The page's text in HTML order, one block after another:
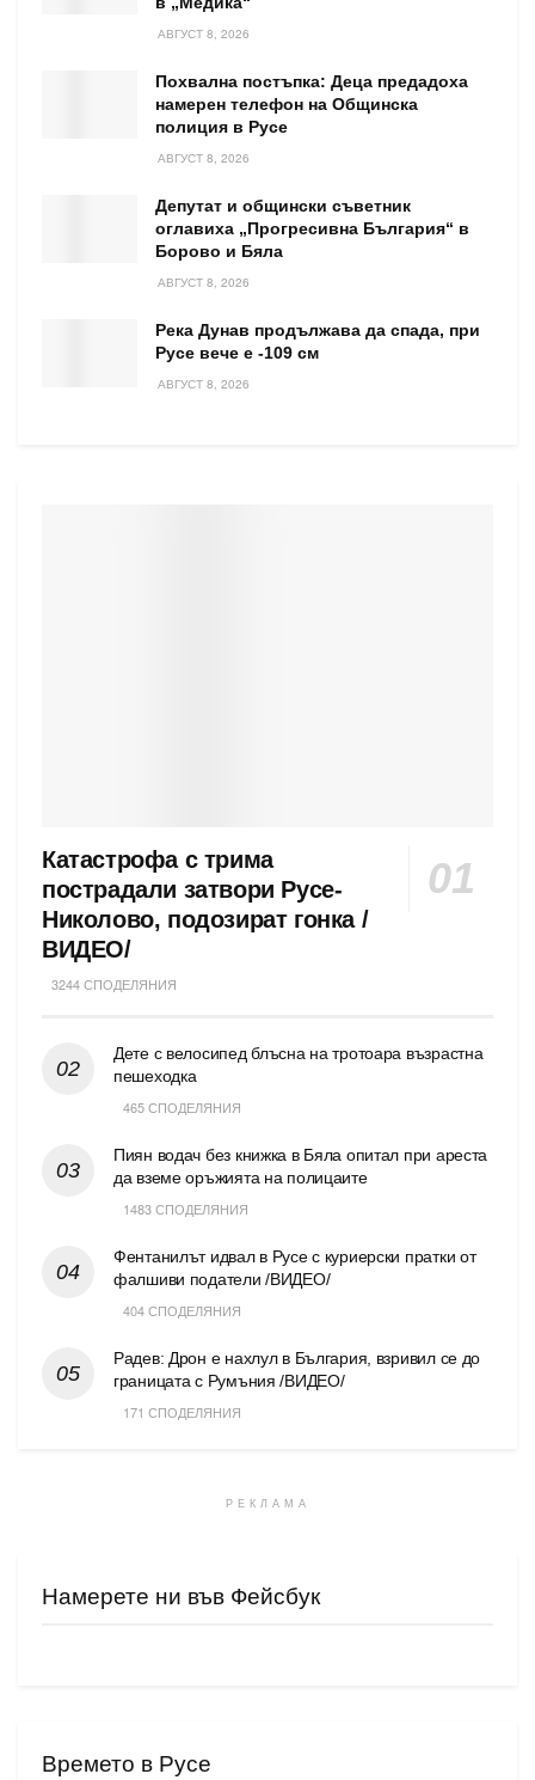
АВГУСТ 8, 2026
Похвална постъпка: Деца предадоха
намерен телефон на Общинска
полиция в Русе
АВГУСТ 8, 2026
Депутат и общински съветник
оглавиха „Прогресивна България“ в
Борово и Бяла
АВГУСТ 8, 2026
Река Дунав продължава да спада, при
Русе вече е -109 см
АВГУСТ 8, 2026
Катастрофа с трима
пострадали затвори Русе-
Николово, подозират гонка /
ВИДЕО/
3244 СПОДЕЛЯНИЯ
Дете с велосипед блъсна на тротоара възрастна
пешеходка
465 СПОДЕЛЯНИЯ
Пиян водач без книжка в Бяла опитал при ареста
да вземе оръжията на полицаите
1483 СПОДЕЛЯНИЯ
Фентанилът идвал в Русе с куриерски пратки от
фалшиви податели /ВИДЕО/
404 СПОДЕЛЯНИЯ
Радев: Дрон е нахлул в България, взривил се до
границата с Румъния /ВИДЕО/
171 СПОДЕЛЯНИЯ
РЕКЛАМА
Намерете ни във Фейсбук
Времето в Русе